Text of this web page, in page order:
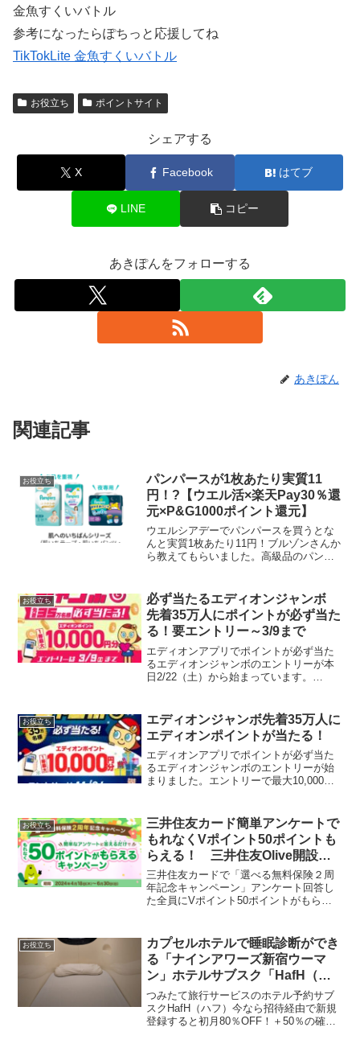
金魚すくいバトル
参考になったらぽちっと応援してね
TikTokLite 金魚すくいバトル
お役立ち ポイントサイト
シェアする
X Facebook はてブ
LINE コピー
あきぽんをフォローする
あきぽん
関連記事
お役立ち
パンパースが1枚あたり実質11
円！?【ウエル活×楽天Pay30％還
元×P&G1000ポイント還元】
ウエルシアデーでパンパースを買うとな
んと実質1枚あたり11円！ブルゾンさんか
ら教えてもらいました。高級品のパンパ
30％ポイント還元P&G対象商品を買って
PayPay...
お役立ち
必ず当たるエディオンジャンボ
先着35万人にポイントが必ず当た
る！要エントリー～3/9まで
エディオンアプリでポイントが必ず当た
るエディオンジャンボのエントリーが本
日2/22（土）から始まっています。
最低でも100ポイント1等 1万エディオ
ン...
お役立ち
エディオンジャンボ先着35万人に
エディオンポイントが当たる！
エディオンアプリでポイントが必ず当た
るエディオンジャンボのエントリーが始
まりました。エントリーで最大10,000ポ
ィオンポイント 10000名3等 30...
お役立ち
三井住友カード簡単アンケートで
もれなくVポイント50ポイントも
らえる！ 三井住友Olive開設で
最大15000円は4/30まで！
三井住友カードで「選べる無料保険２周
年記念キャンペーン」アンケート回答し
た全員にVポイント50ポイントがもらえ
が、NLやOliveをお持ちの方なら対象で
す。アンケート...
お役立ち
カプセルホテルで睡眠診断ができ
る「ナインアワーズ新宿ウーマ
ン」ホテルサブスク「HafH（ハ
フ）」初月80％OFF！＋50％の
確率で無料宿泊券ガチャ
つみたて旅行サービスのホテル予約サブ
スクHafH（ハフ）今なら招待経由で新規
登録すると初月80％OFF！＋50％の確率